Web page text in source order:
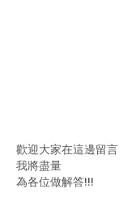
歡迎大家在這邊留言
我將盡量
為各位做解答!!!